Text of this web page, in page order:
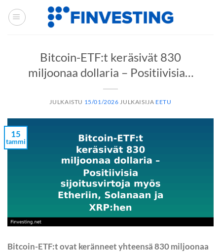
Siirry
sisältöön
Bitcoin-ETF:t keräsivät 830
miljoonaa dollaria – Positiivisia…
JULKAISTU 15/01/2026 JULKAISIJA EETU
15
tammi
Bitcoin-ETF:t ovat keränneet yhteensä 830 miljoonaa